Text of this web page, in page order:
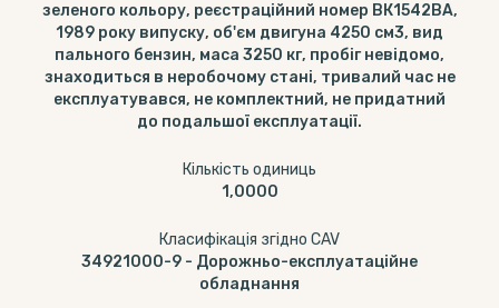
зеленого кольору, реєстраційний номер ВК1542ВА,
1989 року випуску, об'єм двигуна 4250 см3, вид
пального бензин, маса 3250 кг, пробіг невідомо,
знаходиться в неробочому стані, тривалий час не
експлуатувався, не комплектний, не придатний
до подальшої експлуатації.
Кількість одиниць
1,0000
Класифікація згідно CAV
34921000-9 - Дорожньо-експлуатаційне
обладнання